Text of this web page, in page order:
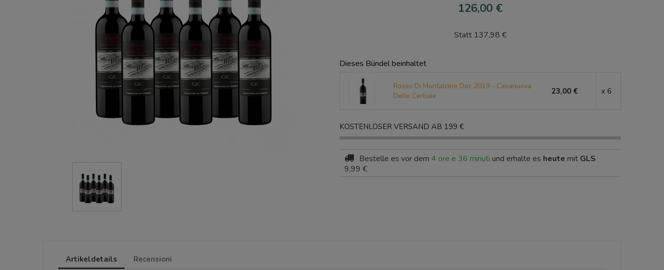
126,00 €
Statt 137,98 €
Dieses Bündel beinhaltet
Rosso Di Montalcino Doc 2019 - Casanuova
Delle Cerbaie
23,00 € x 6
KOSTENLOSER VERSAND AB 199 €
Bestelle es vor dem 4 ore e 36 minuti und erhalte es heute mit GLS
9,99 €
Artikeldetails Recensioni